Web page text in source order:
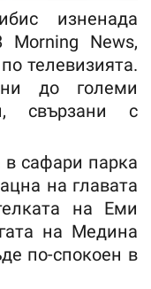
изненада
News,
телевизията.
до големи
свързани с
в сафари парка
на главата
на Еми
на Медина
по-спокоен в